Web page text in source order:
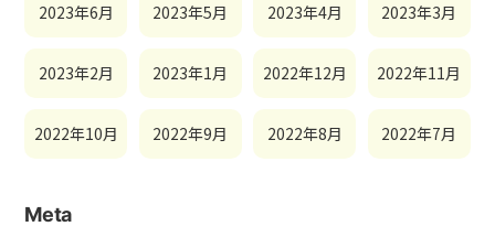
2023年6月 2023年5月 2023年4月 2023年3月
2023年2月 2023年1月 2022年12月 2022年11月
2022年10月 2022年9月 2022年8月 2022年7月
Meta